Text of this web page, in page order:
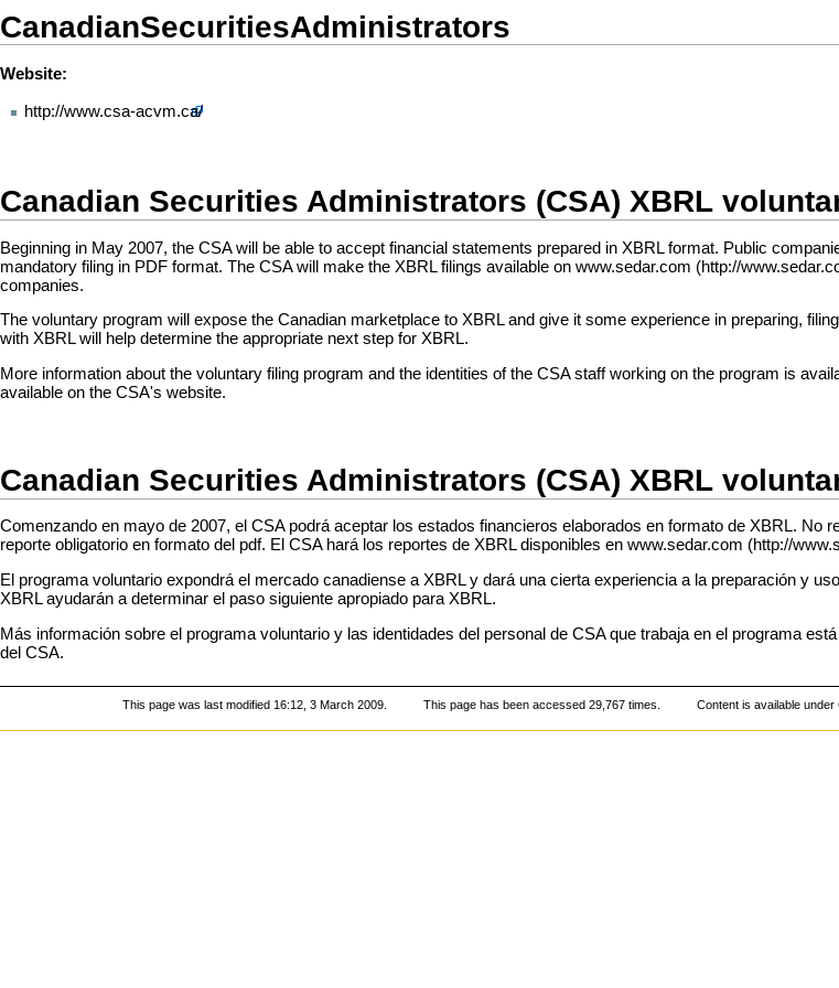
CanadianSecuritiesAdministrators
Website:
http://www.csa-acvm.ca/
Canadian Securities Administrators (CSA) XBRL
Beginning in May 2007, the CSA will be able to accept financial statements prepared in XBRL format. Public
mandatory filing in PDF format. The CSA will make the XBRL filings available on www.sedar.com
companies.
The voluntary program will expose the Canadian marketplace to XBRL and give it some experience in preparing,
with XBRL will help determine the appropriate next step for XBRL.
More information about the voluntary filing program and the identities of the CSA staff working on the program is
available on the CSA's website.
Canadian Securities Administrators (CSA) XBRL
Comenzando en mayo de 2007, el CSA podrá aceptar los estados financieros elaborados en formato de XBRL.
reporte obligatorio en formato del pdf. El CSA hará los reportes de XBRL disponibles en www.sedar.com
El programa voluntario expondrá el mercado canadiense a XBRL y dará una cierta experiencia a la preparación y
XBRL ayudarán a determinar el paso siguiente apropiado para XBRL.
Más información sobre el programa voluntario y las identidades del personal de CSA que trabaja en el programa
del CSA.
This page was last modified 16:12, 3 March 2009. This page has been accessed 29,767 times. Content is available under